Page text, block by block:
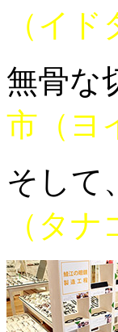
（イド
無骨な
市（ヨ
そして
（タナ